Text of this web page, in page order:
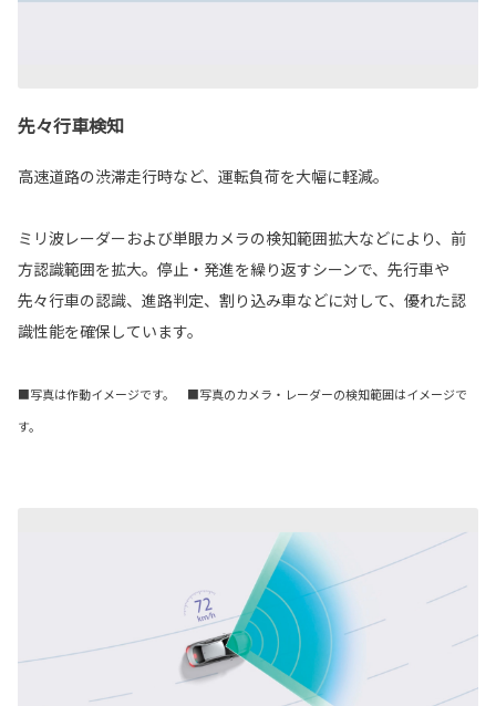
先々行車検知
高速道路の渋滞走行時など、運転負荷を大幅に軽減。
ミリ波レーダーおよび単眼カメラの検知範囲拡大などにより、前
方認識範囲を拡大。停止・発進を繰り返すシーンで、先行車や
先々行車の認識、進路判定、割り込み車などに対して、優れた認
識性能を確保しています。
■写真は作動イメージです。 ■写真のカメラ・レーダーの検知範囲はイメージで
す。